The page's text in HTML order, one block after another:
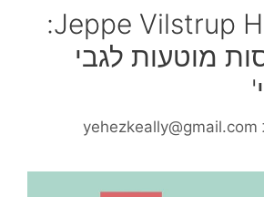
Jeppe Vilstrup Hansgaard:
מוטעות לגבי
yehezkeally@gmail.com